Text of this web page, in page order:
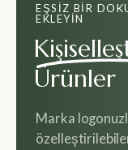
EŞSIZ BIR
EKLEYIN
Ürünler
Marka